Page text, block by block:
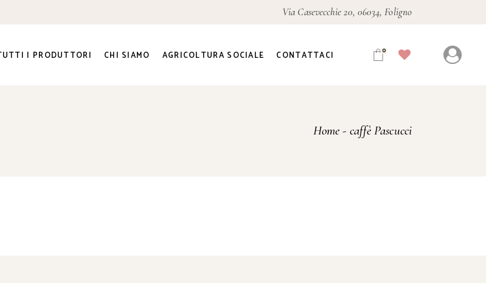
Via Casevecchie 20, 06034, Foligno
I PRODUTTORI CHI SIAMO AGRICOLTURA SOCIALE CONTATTACI 0
Home caffè Pascucci